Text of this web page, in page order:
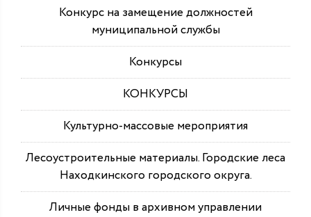
Конкурс на замещение должностей
муниципальной службы
Конкурсы
КОНКУРСЫ
Культурно-массовые мероприятия
Лесоустроительные материалы. Городские леса
Находкинского городского округа.
Личные фонды в архивном управлении